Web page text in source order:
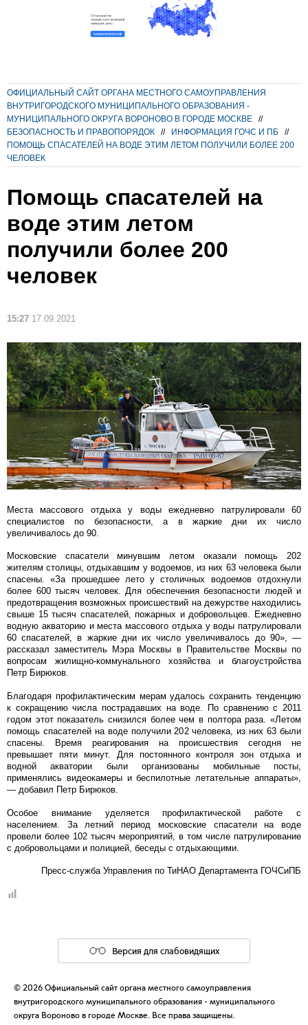
ОФИЦИАЛЬНЫЙ САЙТ ОРГАНА МЕСТНОГО САМОУПРАВЛЕНИЯ
ВНУТРИГОРОДСКОГО МУНИЦИПАЛЬНОГО ОБРАЗОВАНИЯ -
МУНИЦИПАЛЬНОГО ОКРУГА ВОРОНОВО В ГОРОДЕ МОСКВЕ
//
БЕЗОПАСНОСТЬ И ПРАВОПОРЯДОК
// ИНФОРМАЦИЯ ГОЧС И ПБ
//
ПОМОЩЬ СПАСАТЕЛЕЙ НА ВОДЕ ЭТИМ ЛЕТОМ ПОЛУЧИЛИ БОЛЕЕ 200
ЧЕЛОВЕК
Помощь спасателей на
воде этим летом
получили более 200
человек
15:27 17.09.2021
Места массового отдыха у воды ежедневно патрулировали 60
специалистов по безопасности, а в жаркие дни их число
увеличивалось до 90.
Московские спасатели минувшим летом оказали помощь 202
жителям столицы, отдыхавшим у водоемов, из них 63 человека были
спасены. «За прошедшее лето у столичных водоемов отдохнули
более 600 тысяч человек. Для обеспечения безопасности людей и
предотвращения возможных происшествий на дежурстве находились
свыше 15 тысяч спасателей, пожарных и добровольцев. Ежедневно
водную акваторию и места массового отдыха у воды патрулировали
60 спасателей, в жаркие дни их число увеличивалось до 90», —
рассказал заместитель Мэра Москвы в Правительстве Москвы по
вопросам жилищно-коммунального хозяйства и благоустройства
Петр Бирюков.
Благодаря профилактическим мерам удалось сохранить тенденцию
к сокращению числа пострадавших на воде. По сравнению с 2011
годом этот показатель снизился более чем в полтора раза. «Летом
помощь спасателей на воде получили 202 человека, из них 63 были
спасены. Время реагирования на происшествия сегодня не
превышает пяти минут. Для постоянного контроля зон отдыха и
водной акватории были организованы мобильные посты,
применялись видеокамеры и беспилотные летательные аппараты»,
— добавил Петр Бирюков.
Особое внимание уделяется профилактической работе с
населением. За летний период московские спасатели на воде
провели более 102 тысяч мероприятий, в том числе патрулирование
с добровольцами и полицией, беседы с отдыхающими.
Пресс-служба Управления по ТиНАО Департамента ГОЧСиПБ
Версия для слабовидящих
© 2026 Официальный сайт органа местного самоуправления
внутригородского муниципального образования - муниципального
округа Вороново в городе Москве. Все права защищены.